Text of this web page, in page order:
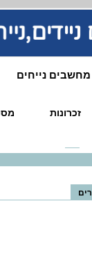
מחשבים נייחים
זכרונות